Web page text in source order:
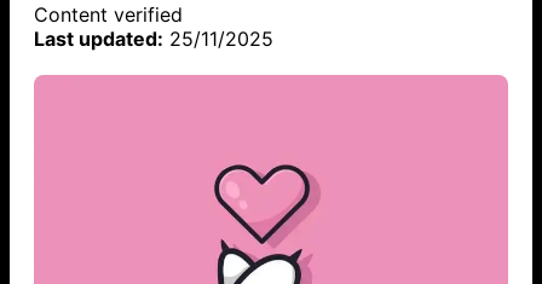
Content verified
Last updated: 25/11/2025